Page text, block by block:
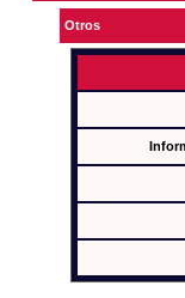
Otros